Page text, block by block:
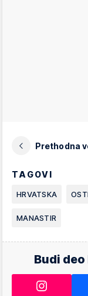
Prethodna
TAGOVI
HRVATSKA
MANASTIR
Budi